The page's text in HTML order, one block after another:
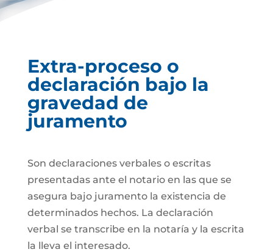
Extra-proceso o
declaración bajo la
gravedad de
juramento
Son declaraciones verbales o escritas
presentadas ante el notario en las que se
asegura bajo juramento la existencia de
determinados hechos. La declaración
verbal se transcribe en la notaría y la escrita
la lleva el interesado.